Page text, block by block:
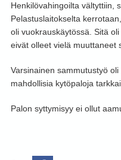
Henkilövahingoilta vältyttiin,
Pelastuslaitokselta
oli vuokrauskäytössä. Sitä
eivät olleet vielä muuttaneet
Varsinainen sammutustyö
mahdollisia kytöpaloja
Palon syttymisyy ei ollut